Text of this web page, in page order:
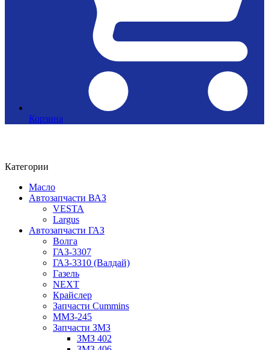
Корзина
Категории
Масло
Автозапчасти ВАЗ
VESTA
Largus
Автозапчасти ГАЗ
Волга
ГАЗ-3307
ГАЗ-3310 (Валдай)
Газель
NEXT
Крайслер
Запчасти Cummins
ММЗ-245
Запчасти ЗМЗ
ЗМЗ 402